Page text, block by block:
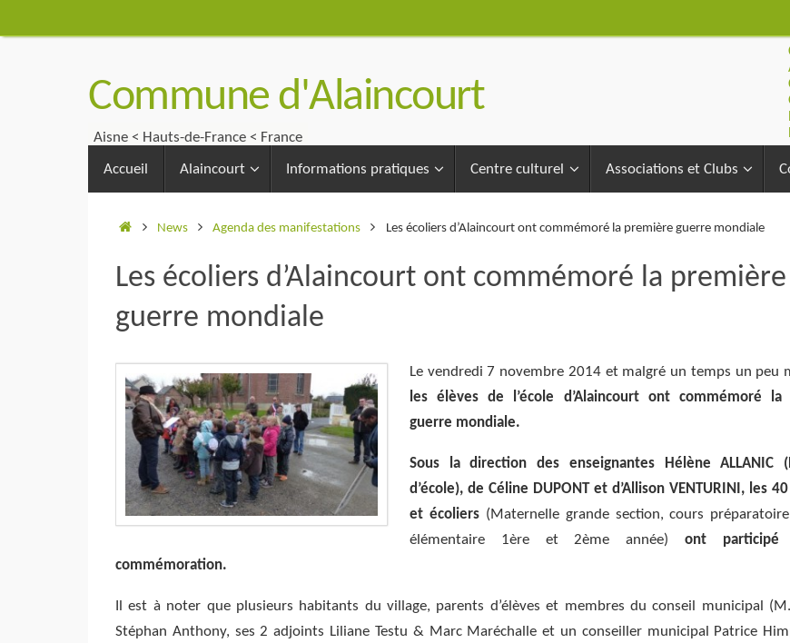
au
Commune d'Alaincourt
Aisne < Hauts-de-France < France
contenu
Accueil Alaincourt Informations pratiques Centre culturel Associations et Clubs
AccueilNews Agenda des manifestations Les écoliers d’Alaincourt ont commémoré la première guerre mondiale
Les écoliers d’Alaincourt ont commémoré la première
guerre mondiale
Le vendredi 7 novembre 2014 et malgré un temps un peu
les élèves de l’école d’Alaincourt ont commémoré la
guerre mondiale.
Sous la direction des enseignantes Hélène ALLANIC
d’école), de Céline DUPONT et d’Allison VENTURINI, les
et écoliers(Maternelle grande section, cours
élémentaire 1ère et 2ème année) ont
commémoration.
Il est à noter que plusieurs habitants du village, parents d’élèves et membres du conseil municipal
Stéphan Anthony, ses 2 adjoints Liliane Testu & Marc Maréchalle et un conseiller municipal Patrice